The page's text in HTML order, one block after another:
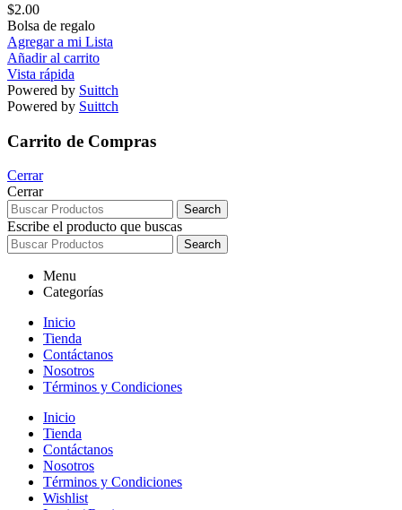
$2.00
Bolsa de regalo
Agregar a mi Lista
Añadir al carrito
Vista rápida
Powered by Suittch
Powered by Suittch
Carrito de Compras
Cerrar
Cerrar
Search
Escribe el producto que buscas
Search
Menu
Categorías
Inicio
Tienda
Contáctanos
Nosotros
Términos y Condiciones
Inicio
Tienda
Contáctanos
Nosotros
Términos y Condiciones
Wishlist